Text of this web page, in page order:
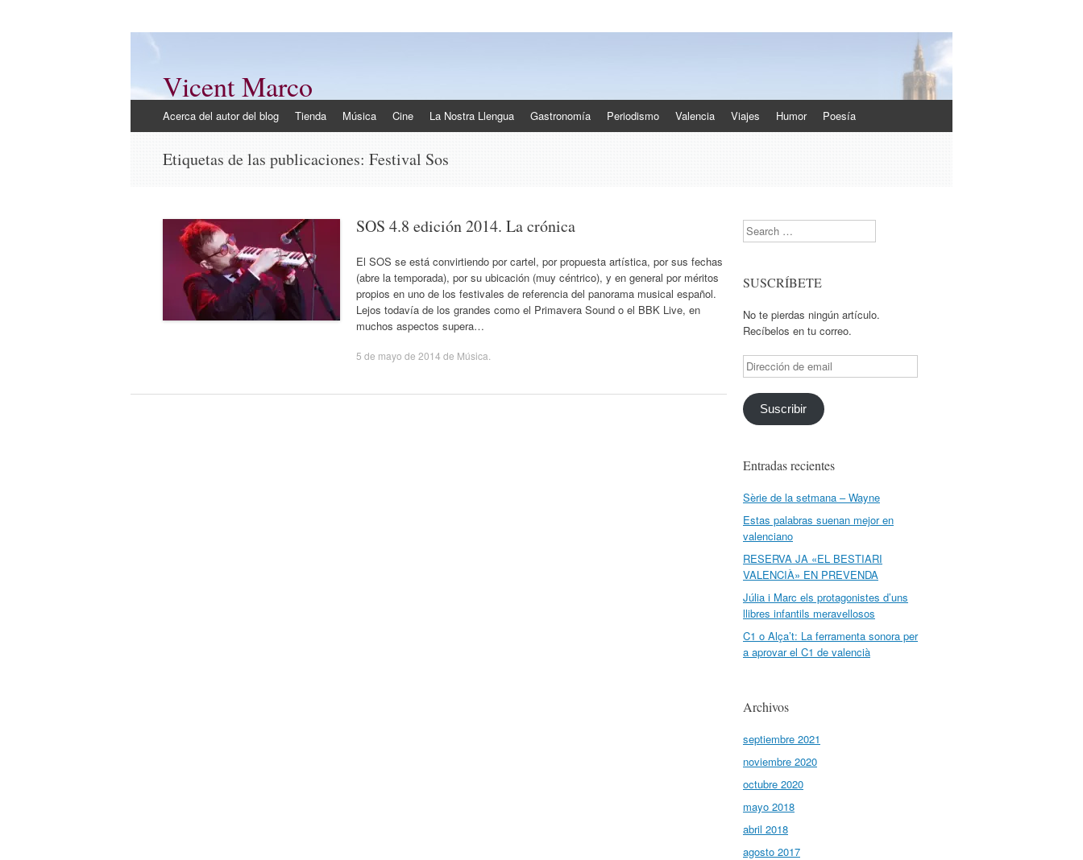
Vicent Marco
al
Acerca del autor del blog Tienda Música Cine La Nostra Llengua Gastronomía Periodismo Valencia Viajes Humor Poesía
Etiquetas de las publicaciones: Festival Sos
SOS 4.8 edición 2014. La crónica
El SOS se está convirtiendo por cartel, por propuesta artística, por sus fechas
(abre la temporada), por su ubicación (muy céntrico), y en general por méritos
propios en uno de los festivales de referencia del panorama musical español.
Lejos todavía de los grandes como el Primavera Sound o el BBK Live, en
muchos aspectos supera…
5 de mayo de 2014 de Música
Search
SUSCRÍBETE
No te pierdas ningún artículo.
Recíbelos en tu correo.
Dirección
de
email
Suscribir
Entradas recientes
Sèrie de la setmana – Wayne
Estas palabras suenan mejor en
valenciano
RESERVA JA «EL BESTIARI
VALENCIÀ» EN PREVENDA
Júlia i Marc els protagonistes d’uns
llibres infantils meravellosos
C1 o Alça’t: La ferramenta sonora per
a aprovar el C1 de valencià
Archivos
septiembre 2021
noviembre 2020
octubre 2020
mayo 2018
abril 2018
agosto 2017